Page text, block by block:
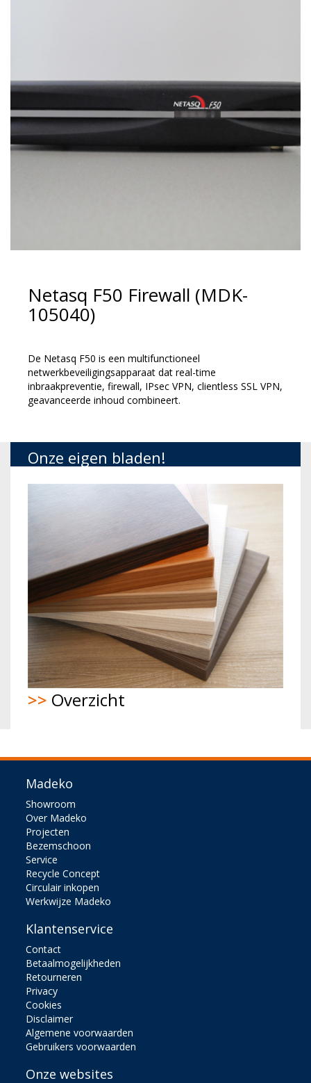
Netasq F50 Firewall (MDK-
105040)
De Netasq F50 is een multifunctioneel
netwerkbeveiligingsapparaat dat real-time
inbraakpreventie, firewall, IPsec VPN, clientless SSL VPN,
geavanceerde inhoud combineert.
Onze eigen bladen!
>> Overzicht
Madeko
Showroom
Over Madeko
Projecten
Bezemschoon
Service
Recycle Concept
Circulair inkopen
Werkwijze Madeko
Klantenservice
Contact
Betaalmogelijkheden
Retourneren
Privacy
Cookies
Disclaimer
Algemene voorwaarden
Gebruikers voorwaarden
Onze websites